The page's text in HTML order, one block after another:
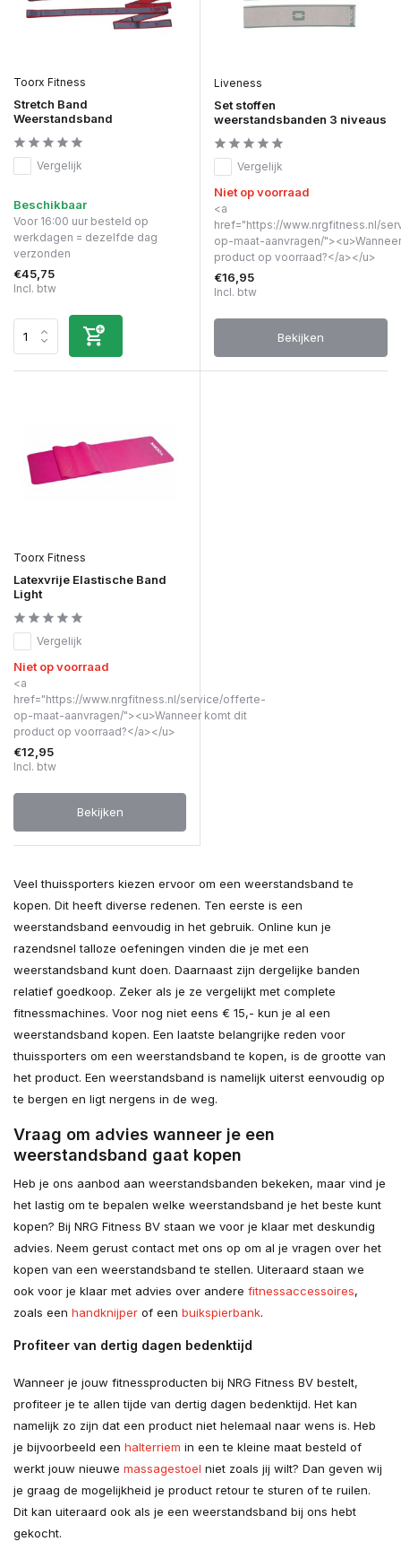
Toorx Fitness
Stretch Band
Weerstandsband
Vergelijk
Beschikbaar
Voor 16:00 uur besteld op
werkdagen = dezelfde dag
verzonden
€45,75
Incl. btw
Liveness
Set stoffen
weerstandsbanden 3 niveaus
Vergelijk
Niet op voorraad
<a
href="https://www.nrgfitness.nl/
op-maat-aanvragen/
product op voorraad?</a></u>
€16,95
Incl. btw
Bekijken
Toorx Fitness
Latexvrije Elastische Band
Light
Vergelijk
Niet op voorraad
<a
href="https://www.nrgfitness.nl/service/offerte-
op-maat-aanvragen/"><u>Wanneer komt dit
product op voorraad?</a></u>
€12,95
Incl. btw
Bekijken
Veel thuissporters kiezen ervoor om een weerstandsband te
kopen. Dit heeft diverse redenen. Ten eerste is een
weerstandsband eenvoudig in het gebruik. Online kun je
razendsnel talloze oefeningen vinden die je met een
weerstandsband kunt doen. Daarnaast zijn dergelijke banden
relatief goedkoop. Zeker als je ze vergelijkt met complete
fitnessmachines. Voor nog niet eens € 15,- kun je al een
weerstandsband kopen. Een laatste belangrijke reden voor
thuissporters om een weerstandsband te kopen, is de grootte van
het product. Een weerstandsband is namelijk uiterst eenvoudig op
te bergen en ligt nergens in de weg.
Vraag om advies wanneer je een
weerstandsband gaat kopen
Heb je ons aanbod aan weerstandsbanden bekeken, maar vind je
het lastig om te bepalen welke weerstandsband je het beste kunt
kopen? Bij NRG Fitness BV staan we voor je klaar met deskundig
advies. Neem gerust contact met ons op om al je vragen over het
kopen van een weerstandsband te stellen. Uiteraard staan we
ook voor je klaar met advies over andere fitnessaccessoires,
zoals een handknijper of een buikspierbank.
Profiteer van dertig dagen bedenktijd
Wanneer je jouw fitnessproducten bij NRG Fitness BV bestelt,
profiteer je te allen tijde van dertig dagen bedenktijd. Het kan
namelijk zo zijn dat een product niet helemaal naar wens is. Heb
je bijvoorbeeld een halterriem in een te kleine maat besteld of
werkt jouw nieuwe massagestoel niet zoals jij wilt? Dan geven wij
je graag de mogelijkheid je product retour te sturen of te ruilen.
Dit kan uiteraard ook als je een weerstandsband bij ons hebt
gekocht.